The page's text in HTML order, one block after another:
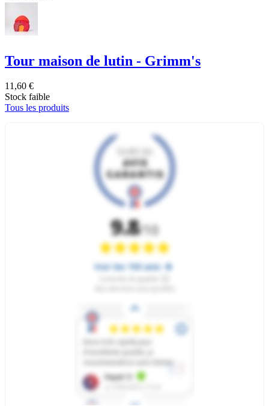
Tour maison de lutin - Grimm's
11,60 €
Stock faible
Tous les produits